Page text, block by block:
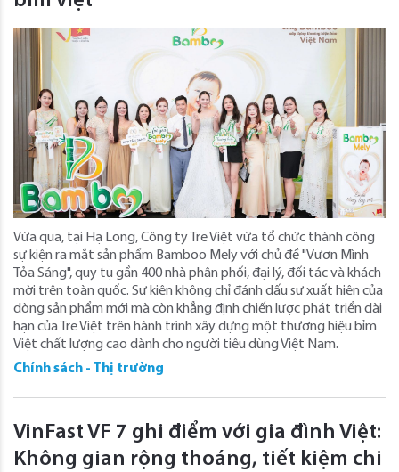
Vừa qua, tại Hạ Long, Công ty Tre Việt vừa tổ chức thành công
sự kiện ra mắt sản phẩm Bamboo Mely với chủ đề "Vươn Mình
Tỏa Sáng", quy tụ gần 400 nhà phân phối, đại lý, đối tác và khách
mời trên toàn quốc. Sự kiện không chỉ đánh dấu sự xuất hiện của
dòng sản phẩm mới mà còn khẳng định chiến lược phát triển dài
hạn của Tre Việt trên hành trình xây dựng một thương hiệu bỉm
Việt chất lượng cao dành cho người tiêu dùng Việt Nam.
Chính sách - Thị trường
VinFast VF 7 ghi điểm với gia đình Việt:
Không gian rộng thoáng, tiết kiệm chi